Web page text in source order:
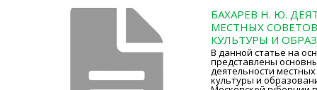
БАХАРЕВ Н. Ю.
МЕСТНЫХ
КУЛЬТУРЫ И
В данной статье на
представлены
деятельности
культуры и